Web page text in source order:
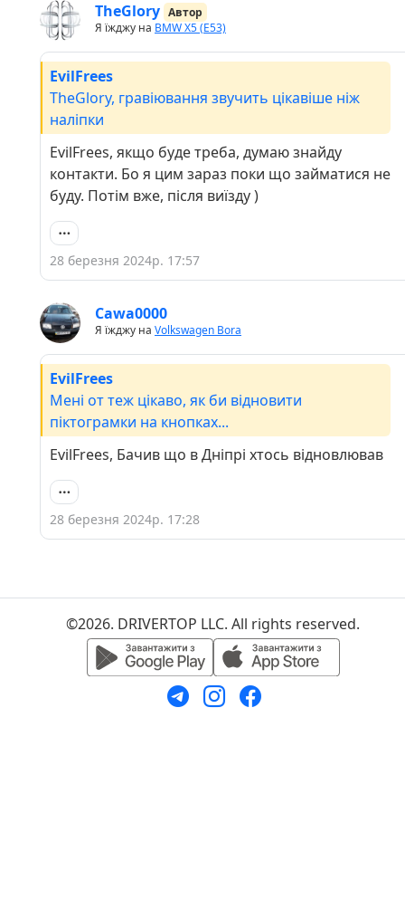
TheGlory Автор
Я їжджу на BMW X5 (E53)
EvilFrees
TheGlory, гравіювання звучить цікавіше ніж
наліпки
EvilFrees, якщо буде треба, думаю знайду
контакти. Бо я цим зараз поки що займатися не
буду. Потім вже, після виїзду )
28 березня 2024р. 17:57
Cawa0000
Я їжджу на Volkswagen Bora
EvilFrees
Мені от теж цікаво, як би відновити
піктограмки на кнопках...
EvilFrees, Бачив що в Дніпрі хтось відновлював
28 березня 2024р. 17:28
©2026. DRIVERTOP LLC. All rights reserved.